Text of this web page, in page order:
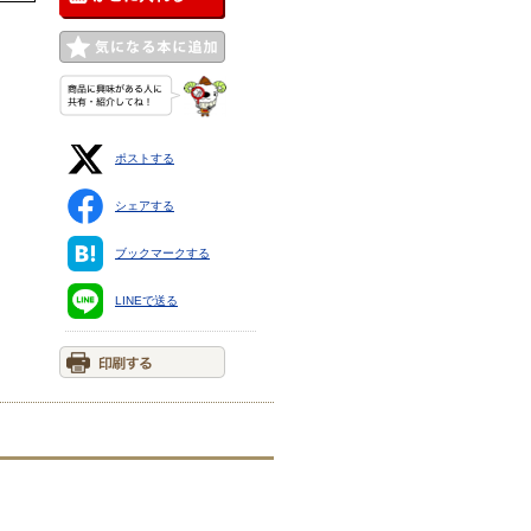
ポストする
シェアする
ブックマークする
LINEで送る